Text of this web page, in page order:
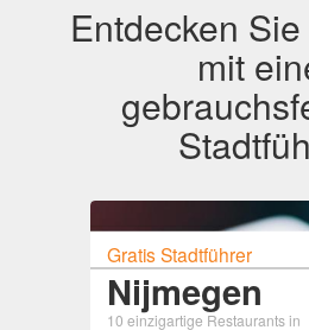
Entdecken
mit
Gratis Stadtführer
Nijmegen
10 einzigartige Restaurants in